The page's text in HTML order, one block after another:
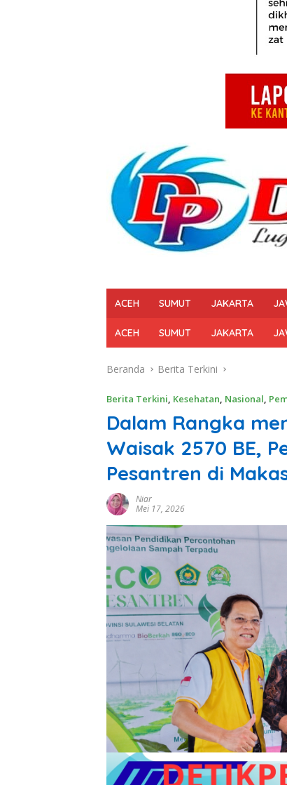
ACEH SUMUT JAKARTA
ACEH SUMUT JAKARTA
Beranda Berita Terkini
Berita Terkini, Kesehatan, Nasional,
Dalam Rangka
Waisak 2570 BE,
Pesantren di
Niar
Mei 17, 2026